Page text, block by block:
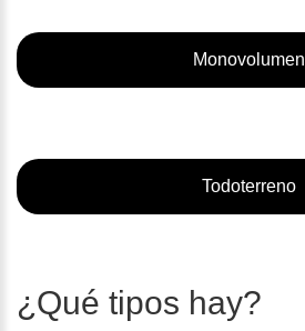
Monovolumen
Todoterreno
¿Qué tipos hay?